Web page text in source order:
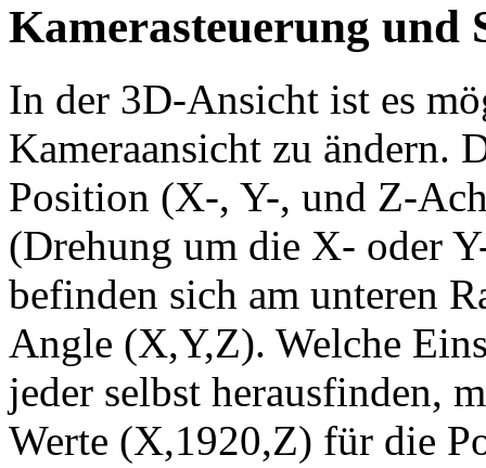
Kamerasteuerung und
In der 3D-Ansicht ist es
Kameraansicht zu ändern.
Position (X-, Y-, und Z-
(Drehung um die X- oder
befinden sich am unteren
Angle (X,Y,Z). Welche
jeder selbst herausfinden,
Werte (X,1920,Z) für die